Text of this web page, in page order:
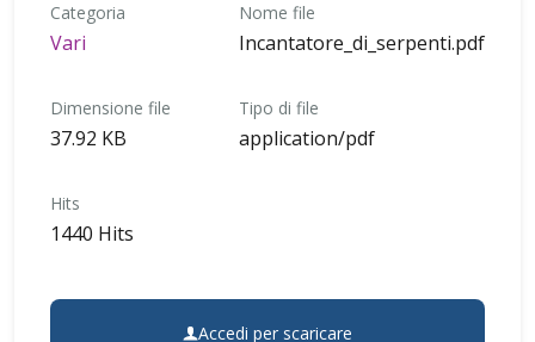
Categoria
Vari
Nome file
Incantatore_di_serpenti.pdf
Dimensione file
37.92 KB
Tipo di file
application/pdf
Hits
1440 Hits
Accedi per scaricare